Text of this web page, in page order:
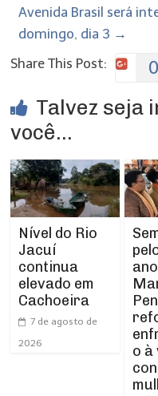
Avenida Brasil será
domingo, dia 3 →
Share This Post:
0
Talvez seja
você...
Nível do Rio
Jacuí
continua
elevado em
Cachoeira
7 de agosto de
2026
o à